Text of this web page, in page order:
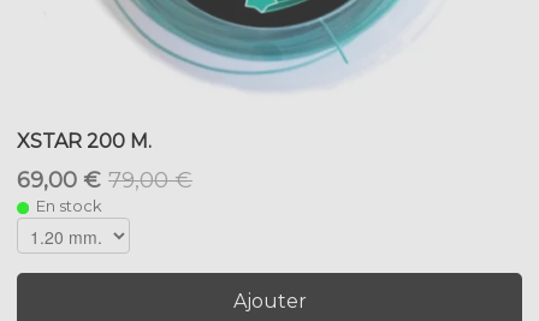
XSTAR 200 M.
69,00 € 79,00 €
En stock
Ajouter